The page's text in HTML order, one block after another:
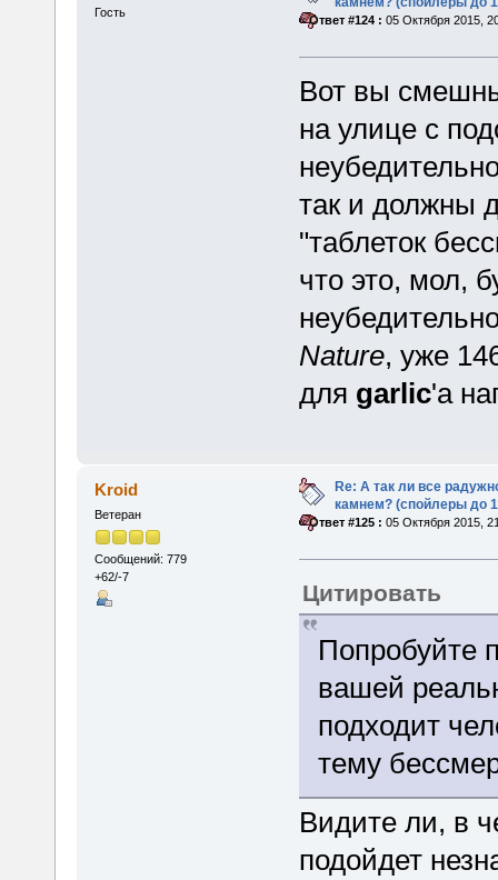
Гость
«Ответ #124 : 05 Октября 2015,
Вот вы
на улице с
так и должны
"таблеток
что это, мол,
Nature, уже
для garlic'а
Kroid
Ветеран
Сообщений: 779
+62/-7
Re: А так ли все
камнем? (спойлеры до
«Ответ #125 : 05 Октября 2015,
Цитировать
Попробуйте
вашей
подходит
тему
Видите ли, в
подойдет